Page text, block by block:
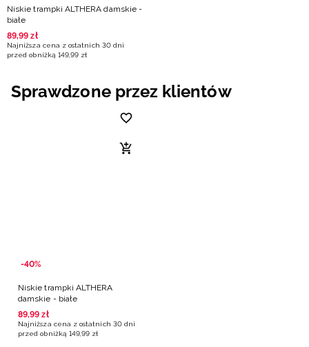
Niskie trampki ALTHERA damskie -
białe
89,99 zł
Najniższa cena z ostatnich 30 dni
przed obniżką 149,99 zł
Sprawdzone przez klientów
-40%
Niskie trampki ALTHERA
damskie - białe
89,99 zł
Najniższa cena z ostatnich 30 dni
przed obniżką 149,99 zł